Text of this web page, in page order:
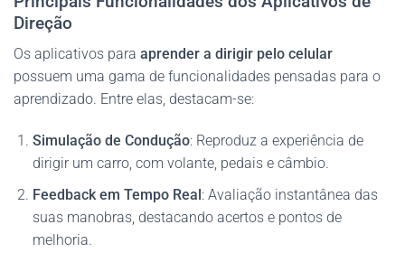
Direção
Os aplicativos para aprender a dirigir pelo celular
possuem uma gama de funcionalidades pensadas para o
aprendizado. Entre elas, destacam-se:
Simulação de Condução: Reproduz a experiência de
dirigir um carro, com volante, pedais e câmbio.
Feedback em Tempo Real: Avaliação instantânea das
suas manobras, destacando acertos e pontos de
melhoria.